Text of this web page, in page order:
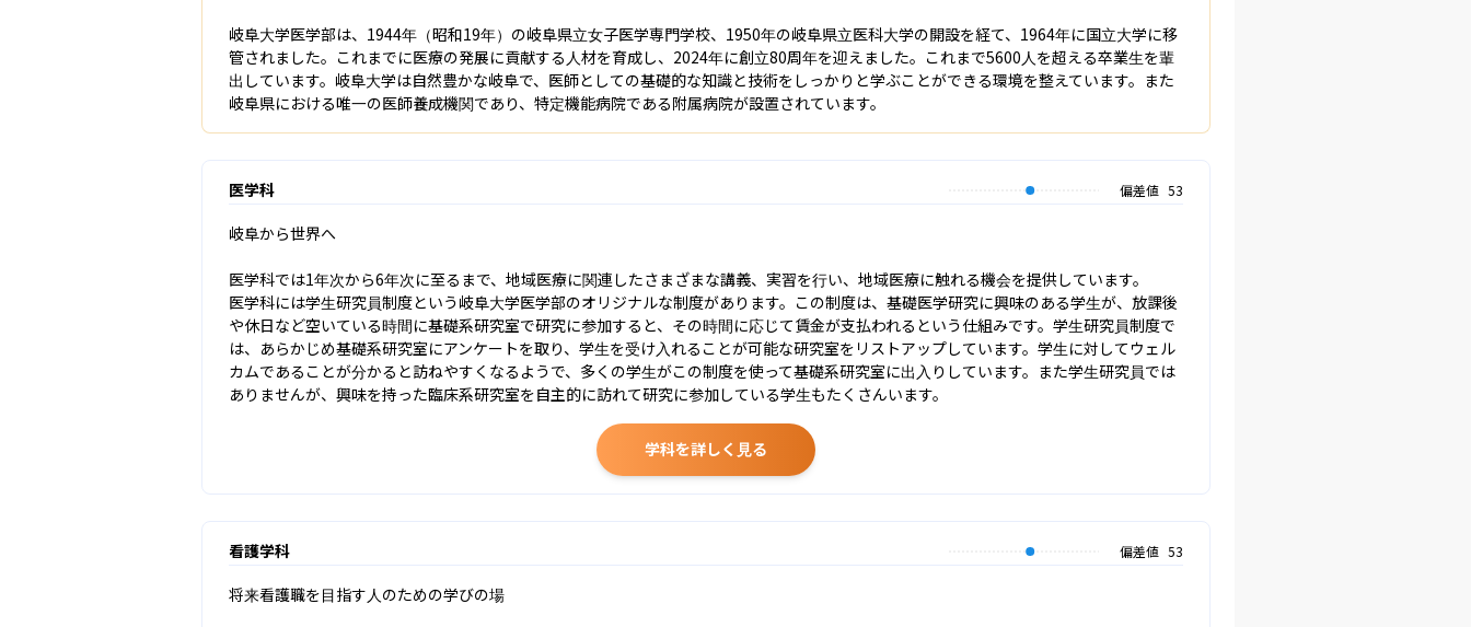
岐阜大学医学部は、1944年（昭和19年）の岐阜県立女子医学専門学校、1950年の岐阜県立医科大学の開設を経て、1964年に国立大学に移
管されました。これまでに医療の発展に貢献する人材を育成し、2024年に創立80周年を迎えました。これまで5600人を超える卒業生を輩
出しています。岐阜大学は自然豊かな岐阜で、医師としての基礎的な知識と技術をしっかりと学ぶことができる環境を整えています。また
岐阜県における唯一の医師養成機関であり、特定機能病院である附属病院が設置されています。
医学科 偏差値 53
岐阜から世界へ
医学科では1年次から6年次に至るまで、地域医療に関連したさまざまな講義、実習を行い、地域医療に触れる機会を提供しています。
医学科には学生研究員制度という岐阜大学医学部のオリジナルな制度があります。この制度は、基礎医学研究に興味のある学生が、放課後
や休日など空いている時間に基礎系研究室で研究に参加すると、その時間に応じて賃金が支払われるという仕組みです。学生研究員制度で
は、あらかじめ基礎系研究室にアンケートを取り、学生を受け入れることが可能な研究室をリストアップしています。学生に対してウェル
カムであることが分かると訪ねやすくなるようで、多くの学生がこの制度を使って基礎系研究室に出入りしています。また学生研究員では
ありませんが、興味を持った臨床系研究室を自主的に訪れて研究に参加している学生もたくさんいます。
学科を詳しく見る
看護学科 偏差値 53
将来看護職を目指す人のための学びの場